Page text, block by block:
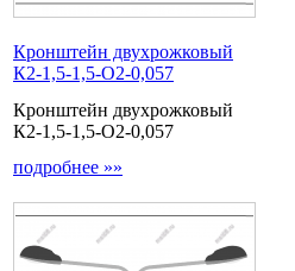
Кронштейн двухрожковый
К2-1,5-1,5-О2-0,057
Кронштейн двухрожковый
К2-1,5-1,5-О2-0,057
подробнее »»